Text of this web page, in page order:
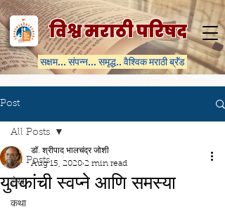
विश्व मराठी परिषद
सक्षम... संपन्न... समृद्ध.. वैश्विक मराठी ब्रॅंड
Post
All Posts
लेख
कथा
All Posts
युवकांची स्वप्ने आणि समस्या
डॉ. श्रीपाद भालचंद्र जोशी
Aug 15, 2020 2 min read